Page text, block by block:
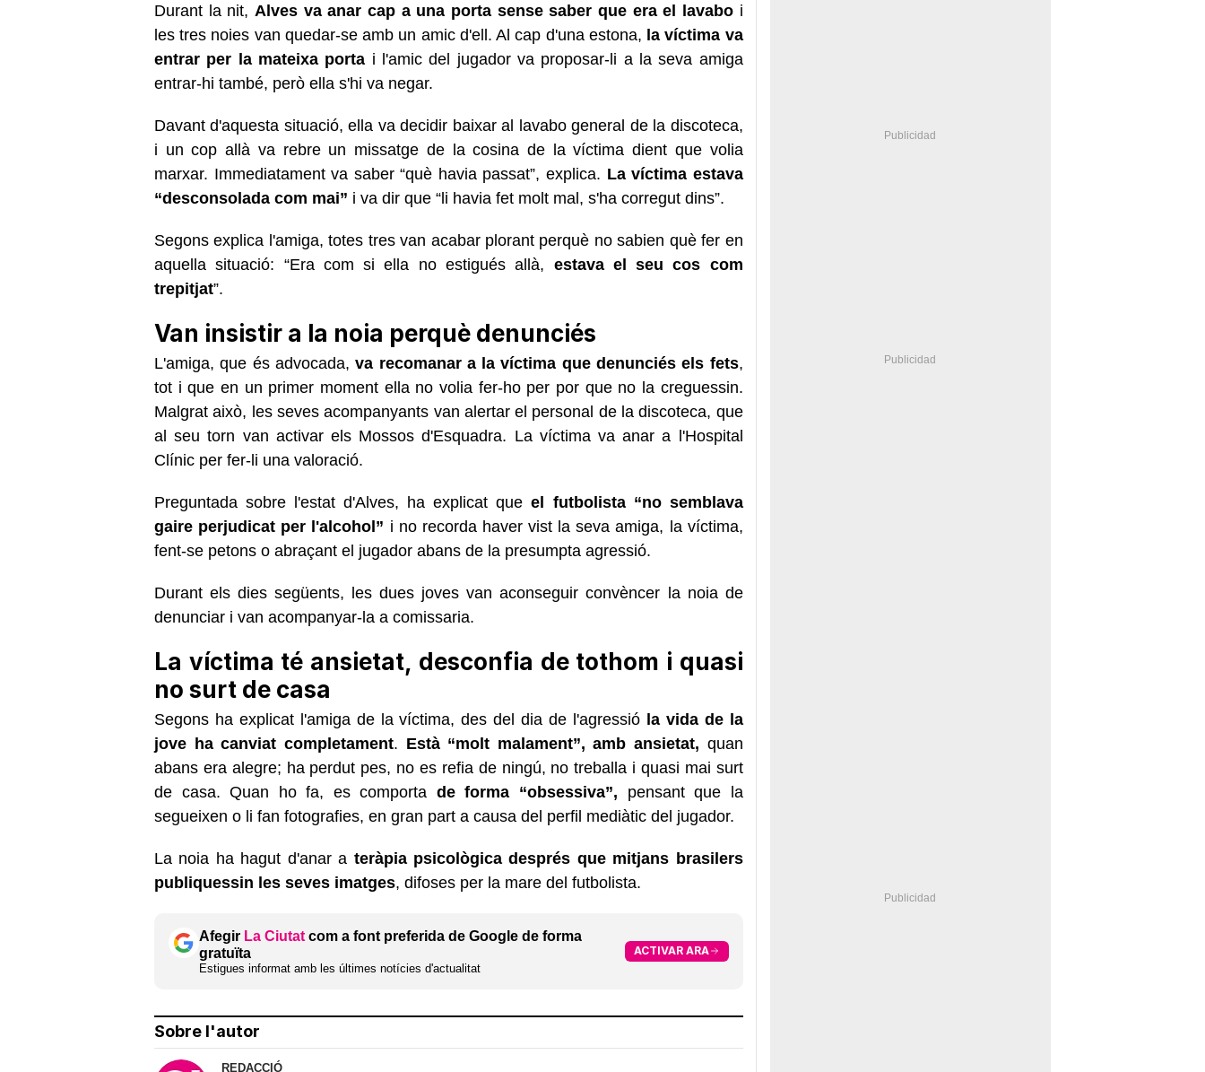
Durant la nit, Alves va anar cap a una porta sense saber que era el lavaboi
les tres noies van quedar-se amb un amic d'ell. Al cap d'una estona, la víctima va
entrar per la mateixa porta i l'amic del jugador va proposar-li a la seva amiga
entrar-hi també, però ella s'hi va negar.
Davant d'aquesta situació, ella va decidir baixar al lavabo general de la discoteca,
i un cop allà va rebre un missatge de la cosina de la víctima dient que volia
marxar. Immediatament va saber “què havia passat”, explica. La víctima estava
“desconsolada com mai” i va dir que “li havia fet molt mal, s'ha corregut dins”.
Segons explica l'amiga, totes tres van acabar plorant perquè no sabien què fer en
aquella situació: “Era com si ella no estigués allà, estava el seu cos com
trepitjat”.
Van insistir a la noia perquè denunciés
L'amiga, que és advocada,va recomanar a la víctima que denunciés els fets,
tot i que en un primer moment ella no volia fer-ho per por que no la creguessin.
Malgrat això, les seves acompanyants van alertar el personal de la discoteca, que
al seu torn van activar els Mossos d'Esquadra. La víctima va anar a l'Hospital
Clínic per fer-li una valoració.
Preguntada sobre l'estat d'Alves, ha explicat queel futbolista “no semblava
gaire perjudicat per l'alcohol” i no recorda haver vist la seva amiga, la víctima,
fent-se petons o abraçant el jugador abans de la presumpta agressió.
Durant els dies següents, les dues joves van aconseguir convèncer la noia de
denunciar i van acompanyar-la a comissaria.
La víctima té ansietat, desconfia de tothom i quasi
no surt de casa
Segons ha explicat l'amiga de la víctima, des del dia de l'agressió la vida de la
jove ha canviat completament. Està “molt malament”, amb ansietat, quan
abans era alegre; ha perdut pes, no es refia de ningú, no treballa i quasi mai surt
de casa. Quan ho fa, es comporta de forma “obsessiva”, pensant que la
segueixen o li fan fotografies, en gran part a causa del perfil mediàtic del jugador.
La noia ha hagut d'anar a teràpia psicològica després que mitjans brasilers
publiquessin les seves imatges, difoses per la mare del futbolista.
Afegir La Ciutat com a font preferida de Google de forma
gratuïta
Estigues informat amb les últimes notícies d'actualitat
ACTIVAR ARA
Sobre l'autor
REDACCIÓ